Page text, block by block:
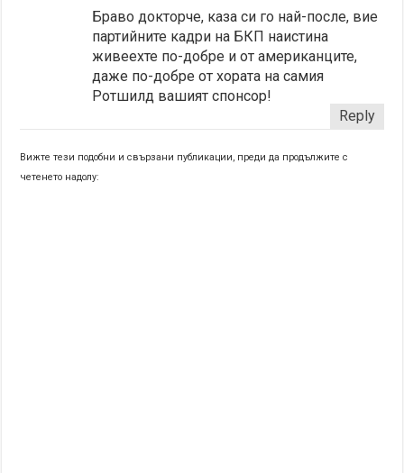
Браво докторче, каза си го най-после, вие
партийните кадри на БКП наистина
живеехте по-добре и от американците,
даже по-добре от хората на самия
Ротшилд вашият спонсор!
Reply
Вижте тези подобни и свързани публикации, преди да продължите с
четенето надолу: